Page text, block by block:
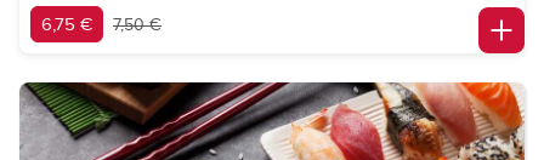
6,75 € 7,50 €